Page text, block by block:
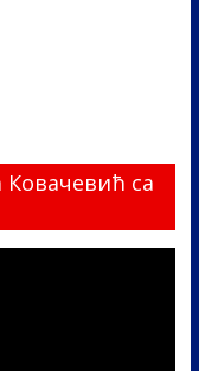
Ковачевић са